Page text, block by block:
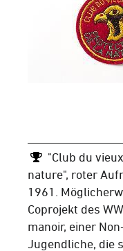
"Club du
nature", roter
1961.
Coprojekt des
manoir, einer
Jugendliche, die